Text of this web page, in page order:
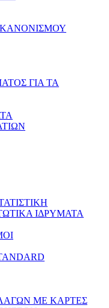
ΓΙΑ ΤΑ
ΙΔΡΥΜΑΤΑ
ΜΕ ΚΑΡΤΕΣ